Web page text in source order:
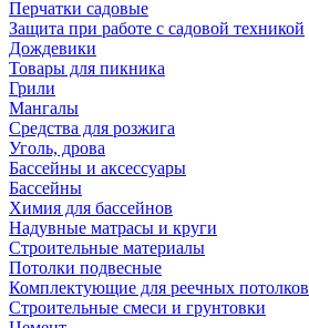
Перчатки садовые
Защита при работе с садовой техникой
Дождевики
Товары для пикника
Грили
Мангалы
Средства для розжига
Уголь, дрова
Бассейны и аксессуары
Бассейны
Химия для бассейнов
Надувные матрасы и круги
Строительные материалы
Потолки подвесные
Комплектующие для реечных потолков
Строительные смеси и грунтовки